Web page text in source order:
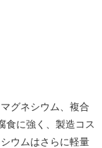
グネシウム、複合
食に強く、製造コス
ウムはさらに軽量